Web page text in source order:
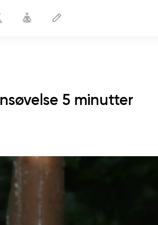
5 minutter
sjælens flugt
indre fred